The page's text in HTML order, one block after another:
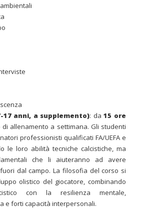
17 anni, a supplemento): da15 ore
di allenamento a settimana. Gli studenti
professionisti qualificati FA/UEFA e
le loro abilità tecniche calcistiche, ma
che li aiuteranno ad avere
dal campo. La filosofia del corso si
olistico del giocatore, combinando
con la resilienza mentale,
e forti capacità interpersonali.